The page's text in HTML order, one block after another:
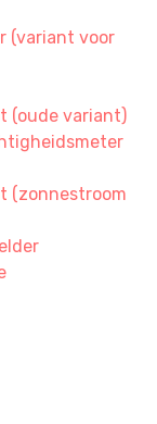
(variant voor
(oude variant)
(zonnestroom